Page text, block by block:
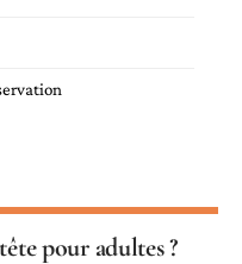
pour adultes ?